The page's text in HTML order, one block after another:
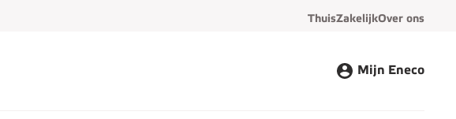
ThuisZakelijkOver ons
Mijn Eneco